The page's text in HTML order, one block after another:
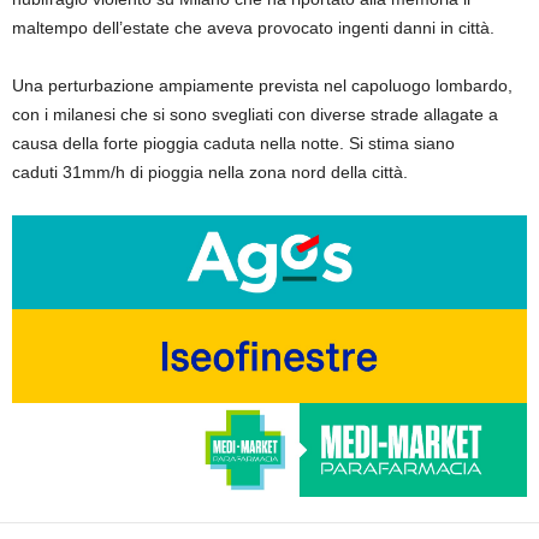
maltempo dell’estate che aveva provocato ingenti danni in città.
Una perturbazione ampiamente prevista nel capoluogo lombardo,
con i milanesi che si sono svegliati con diverse strade allagate a
causa della forte pioggia caduta nella notte. Si stima siano
caduti 31mm/h di pioggia nella zona nord della città.